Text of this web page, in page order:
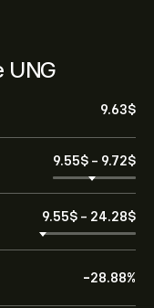
UNG
9.63‎$‎
9.55‎$‎ - 9.72‎$‎
9.55‎$‎ - 24.28‎$‎
-28.88%